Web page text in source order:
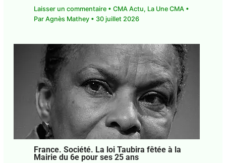
• Par
Agnès Mathey •30 juillet 2026
France. Société. La loi Taubira fêtée à la
Mairie du 6e pour ses 25 ans
Laisser un commentaire •CMA Actu